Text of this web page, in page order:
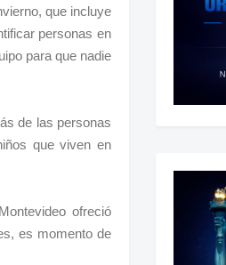
que incluye
personas en
para que nadie
de las personas
que viven en
ofreció
es momento de